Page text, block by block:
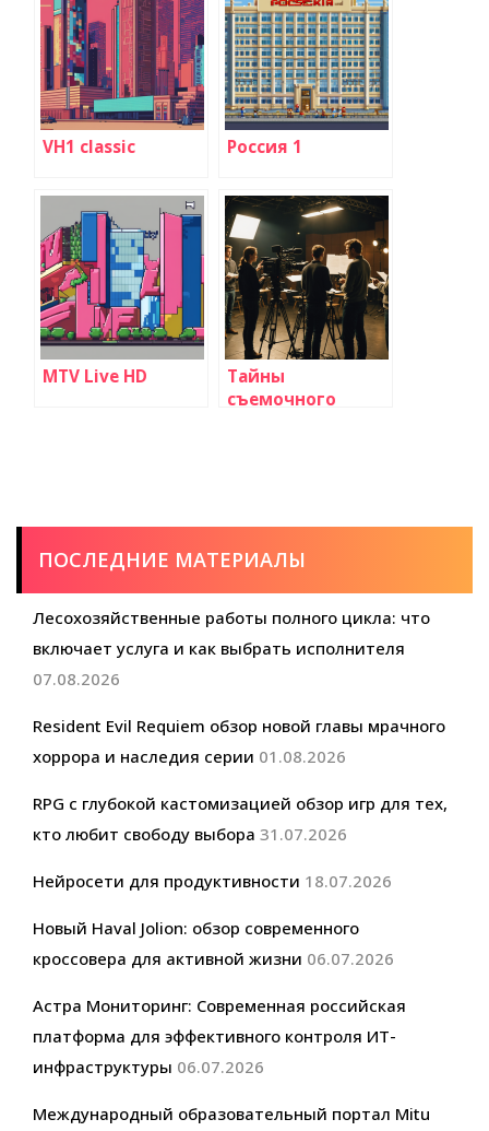
VH1 classic Россия 1
MTV Live HD
Тайны
съемочного
ПОСЛЕДНИЕ МАТЕРИАЛЫ
Лесохозяйственные работы полного цикла: что
включает услуга и как выбрать исполнителя
07.08.2026
Resident Evil Requiem обзор новой главы мрачного
хоррора и наследия серии 01.08.2026
RPG с глубокой кастомизацией обзор игр для тех,
кто любит свободу выбора 31.07.2026
Нейросети для продуктивности 18.07.2026
Новый Haval Jolion: обзор современного
кроссовера для активной жизни 06.07.2026
Астра Мониторинг: Современная российская
платформа для эффективного контроля ИТ-
инфраструктуры 06.07.2026
Международный образовательный портал Mitu